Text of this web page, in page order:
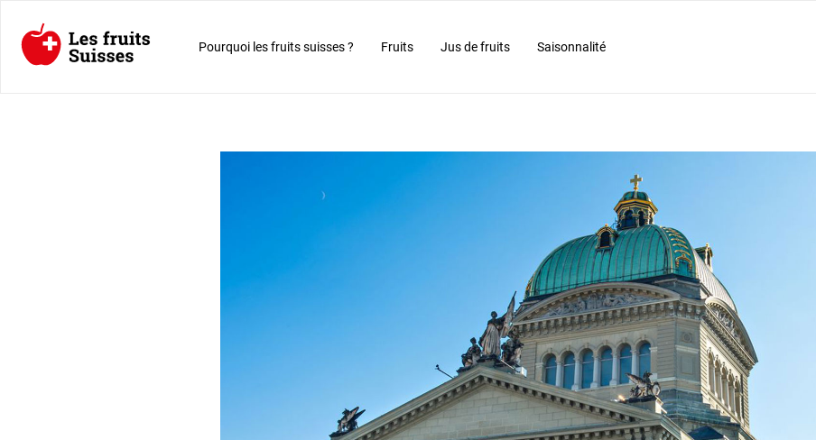
Pourquoi les fruits suisses ? Fruits Jus de fruits Saisonnalité